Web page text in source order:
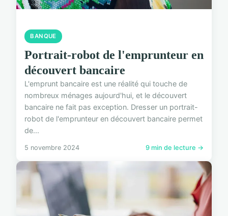
BANQUE
Portrait-robot de l'emprunteur en
découvert bancaire
L'emprunt bancaire est une réalité qui touche de
nombreux ménages aujourd'hui, et le découvert
bancaire ne fait pas exception. Dresser un portrait-
robot de l'emprunteur en découvert bancaire permet
de...
5 novembre 2024 9 min de lecture →